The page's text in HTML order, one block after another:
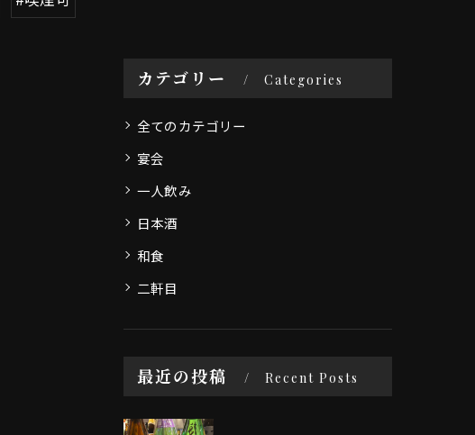
カテゴリー Categories
全てのカテゴリー
宴会
一人飲み
日本酒
和食
二軒目
最近の投稿 Recent Posts